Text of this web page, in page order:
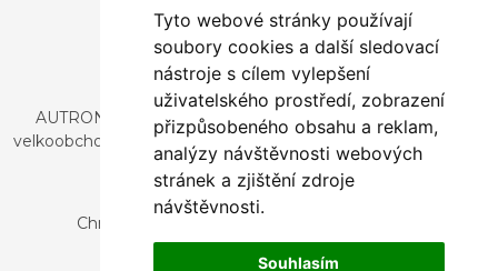
Tyto webové stránky používají
soubory cookies a další sledovací
nástroje s cílem vylepšení
uživatelského prostředí, zobrazení
přizpůsobeného obsahu a reklam,
analýzy návštěvnosti webových
stránek a zjištění zdroje
návštěvnosti.
Souhlasím
AUTRONIC, s.r.o. je společnost zabývající se dovozem a
velkoobchodním prodejem designového i stylového nábytku
a dekorací.
Česká republika
Chrustenice 270, 267 12 Loděnice u Berouna
Slovensko